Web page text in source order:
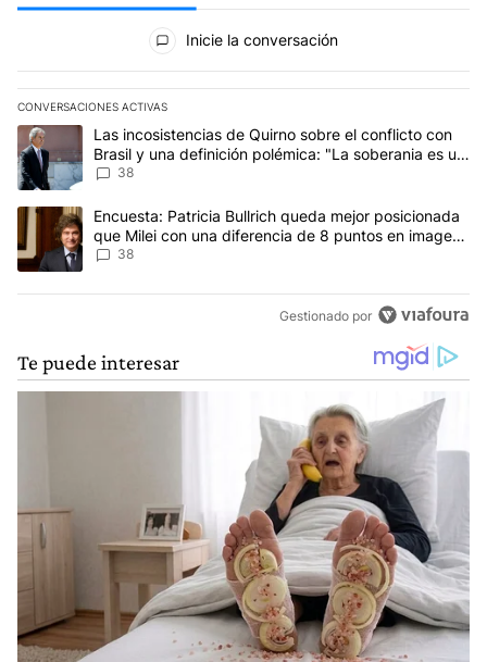
Todos los comentarios
Inicie la conversación
CONVERSACIONES ACTIVAS
Este listado muestra los artículos con más comentarios en los
Un artículo de tendencia con el título "Las incosistencias de
Las incosistencias de Quirno sobre el conflicto con
Brasil y una definición polémica: "La soberania es un
concepto antiguo"
38
Un artículo de tendencia con el título "Encuesta: Patricia
Encuesta: Patricia Bullrich queda mejor posicionada
que Milei con una diferencia de 8 puntos en imagen
negativa
38
Gestionado por